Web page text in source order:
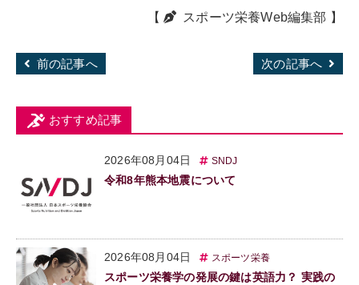
【 スポーツ栄養Web編集部 】
前の記事へ 次の記事へ
おすすめ記事
2026年08月04日 SNDJ
令和8年熊本地震について
2026年08月04日 スポーツ栄養
スポーツ栄養学の発展の鍵は英語力？ 実践の